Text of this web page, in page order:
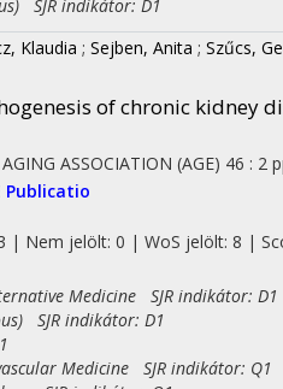
SJR indikátor: D1
Klaudia ; Sejben, Anita ; Szűcs,
of chronic kidney
ASSOCIATION (AGE) 46 : 2
Publicatio
| Nem jelölt: 0 | WoS jelölt: 8 |
Medicine SJR indikátor: D1
SJR indikátor: D1
Medicine SJR indikátor: Q1